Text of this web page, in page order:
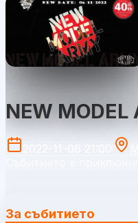
МестаКаси
ВаучериНовини
NEW MODEL
За събитието